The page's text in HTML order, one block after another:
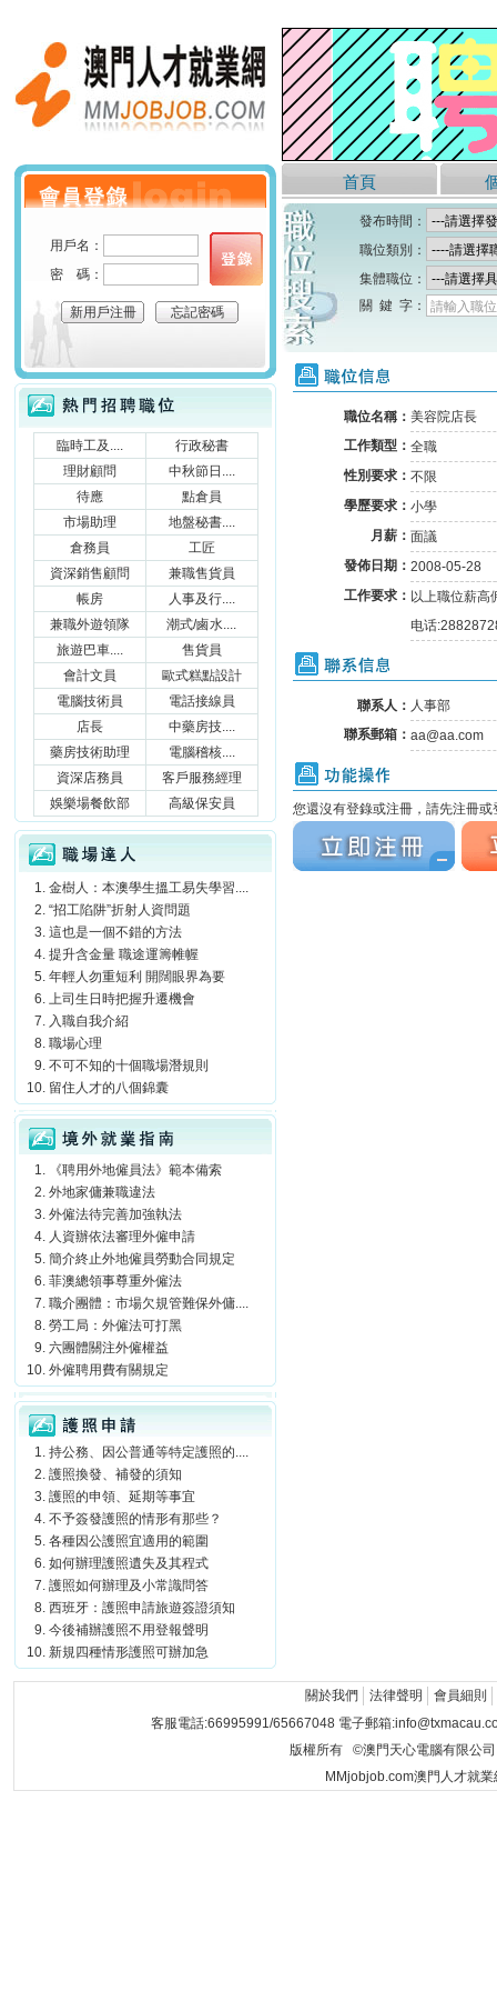
首頁
發布時間：
職位類別：
集體職位：
關 鍵 字：
請輸入職
職位信息
職位名稱： 美容院店長
工作類型： 全職
性別要求： 不限
學歷要求： 小學
月薪： 面議
發佈日期： 2008-05-28
工作要求： 以上職位薪高
电话
聯系信息
聯系人： 人事部
聯系郵箱： aa@aa.com
功能操作
您還沒有登錄或注冊，請先注冊
立刻注冊
立刻
個人會員登錄
用戶名：
密 碼：
新用戶注冊 忘記密碼
熱門招聘職位
臨時工及....
行政秘書
理財顧問
中秋節日....
待應
點倉員
市場助理
地盤秘書....
倉務員
工匠
資深銷售顧問
兼職售貨員
帳房
人事及行....
兼職外遊領隊
潮式/鹵水....
旅遊巴車....
售貨員
會計文員
歐式糕點設計
電腦技術員
電話接線員
店長
中藥房技....
藥房技術助理
電腦稽核....
資深店務員
客戶服務經理
娛樂場餐飲部
高級保安員
職場達人
金樹人：本澳學生搵工易失學習....
“招工陷阱”折射人資問題
這也是一個不錯的方法
提升含金量 職途運籌帷幄
年輕人勿重短利 開闊眼界為要
上司生日時把握升遷機會
入職自我介紹
職場心理
不可不知的十個職場潛規則
留住人才的八個錦囊
境外就業指南
《聘用外地僱員法》範本備索
外地家傭兼職違法
外僱法待完善加強執法
人資辦依法審理外僱申請
簡介終止外地僱員勞動合同規定
菲澳總領事尊重外僱法
職介團體：市場欠規管難保外傭....
勞工局：外僱法可打黑
六團體關注外僱權益
外僱聘用費有關規定
護照申請
持公務、因公普通等特定護照的....
護照換發、補發的須知
護照的申領、延期等事宜
不予簽發護照的情形有那些？
各種因公護照宜適用的範圍
如何辦理護照遺失及其程式
護照如何辦理及小常識問答
西班牙：護照申請旅遊簽證須知
今後補辦護照不用登報聲明
新規四種情形護照可辦加急
關於我們 法律聲明
會員細則
客服電話:66995991/65667048 電子郵箱
版權所有 ©澳門天心電腦有限公
MMjobjob.com澳門人才就